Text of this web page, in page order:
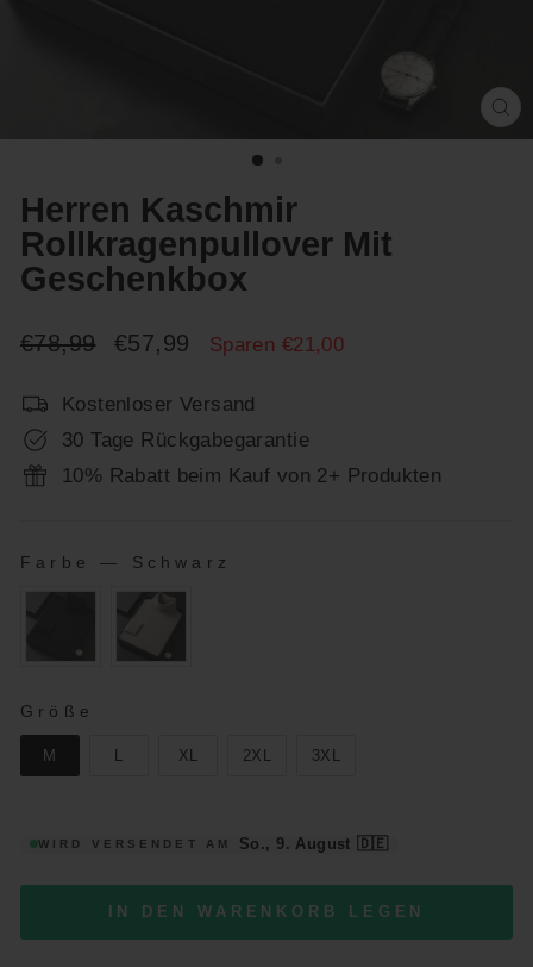
Herren Kaschmir
Rollkragenpullover Mit
Geschenkbox
Normaler
€78,99 Sonderpreis
€57,99 Sparen €21,00
Kostenloser Versand
30 Tage Rückgabegarantie
10% Rabatt beim Kauf von 2+ Produkten
Farbe — Schwarz
GRÖSSE
Größe
M L XL 2XL 3XL
WIRD VERSENDET AM So., 9. August 🇩🇪
IN DEN WARENKORB LEGEN